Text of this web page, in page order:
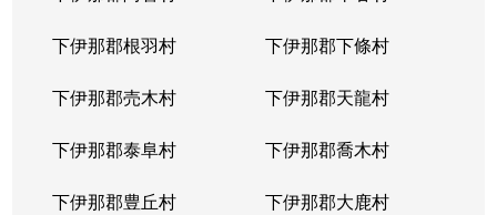
下伊那郡根羽村 下伊那郡下條村
下伊那郡売木村 下伊那郡天龍村
下伊那郡泰阜村 下伊那郡喬木村
下伊那郡豊丘村 下伊那郡大鹿村